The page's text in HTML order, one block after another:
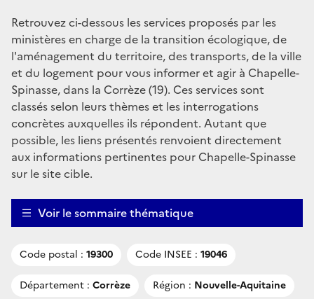
Retrouvez ci-dessous les services proposés par les
ministères en charge de la transition écologique, de
l'aménagement du territoire, des transports, de la ville
et du logement pour vous informer et agir à Chapelle-
Spinasse, dans la Corrèze (19). Ces services sont
classés selon leurs thèmes et les interrogations
concrètes auxquelles ils répondent. Autant que
possible, les liens présentés renvoient directement
aux informations pertinentes pour Chapelle-Spinasse
sur le site cible.
Voir le sommaire thématique
Code postal : 19300 Code INSEE : 19046
Département : Corrèze Région : Nouvelle-Aquitaine